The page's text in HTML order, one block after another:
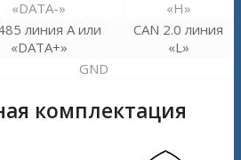
«DATA-»
«H»
линия А или
«DATA+»
CAN 2.0 линия
«L»
GND
комплектация